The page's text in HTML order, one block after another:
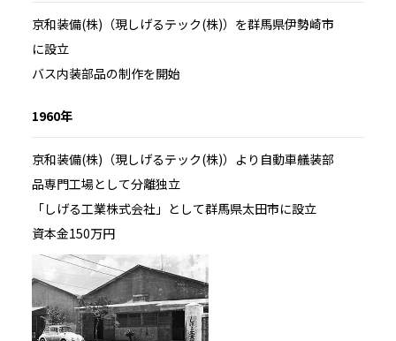
京和装備(株)（現しげるテック(株)）を群馬県伊勢崎市
に設立
バス内装部品の制作を開始
1960年
京和装備(株)（現しげるテック(株)）より自動車艤装部
品専門工場として分離独立
「しげる工業株式会社」として群馬県太田市に設立
資本金150万円